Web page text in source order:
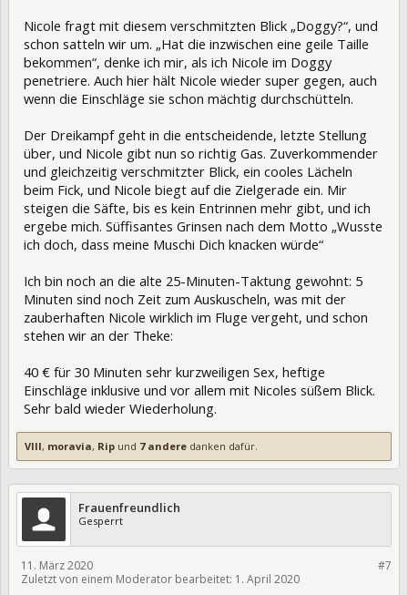
Nicole fragt mit diesem verschmitzten Blick „Doggy?“, und
schon satteln wir um. „Hat die inzwischen eine geile Taille
bekommen“, denke ich mir, als ich Nicole im Doggy
penetriere. Auch hier hält Nicole wieder super gegen, auch
wenn die Einschläge sie schon mächtig durchschütteln.
Der Dreikampf geht in die entscheidende, letzte Stellung
über, und Nicole gibt nun so richtig Gas. Zuverkommender
und gleichzeitig verschmitzter Blick, ein cooles Lächeln
beim Fick, und Nicole biegt auf die Zielgerade ein. Mir
steigen die Säfte, bis es kein Entrinnen mehr gibt, und ich
ergebe mich. Süffisantes Grinsen nach dem Motto „Wusste
ich doch, dass meine Muschi Dich knacken würde“
Ich bin noch an die alte 25-Minuten-Taktung gewohnt: 5
Minuten sind noch Zeit zum Auskuscheln, was mit der
zauberhaften Nicole wirklich im Fluge vergeht, und schon
stehen wir an der Theke:
40 € für 30 Minuten sehr kurzweiligen Sex, heftige
Einschläge inklusive und vor allem mit Nicoles süßem Blick.
Sehr bald wieder Wiederholung.
VIII, moravia, Rip und 7 andere danken dafür.
Frauenfreundlich
Gesperrt
#7
11. März 2020
Zuletzt von einem Moderator bearbeitet: 1. April 2020